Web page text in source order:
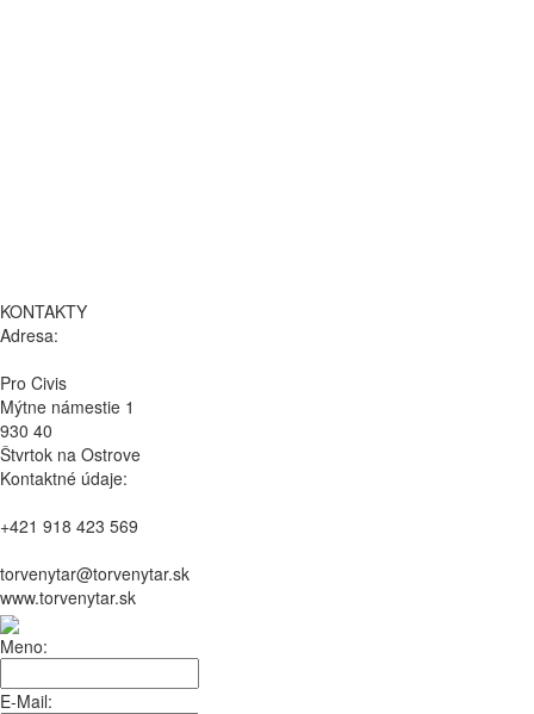
KONTAKTY
Adresa:
Pro Civis
Mýtne námestie 1
930 40
Štvrtok na Ostrove
Kontaktné údaje:
+421 918 423 569
torvenytar@torvenytar.sk
www.torvenytar.sk
Meno:
E-Mail: